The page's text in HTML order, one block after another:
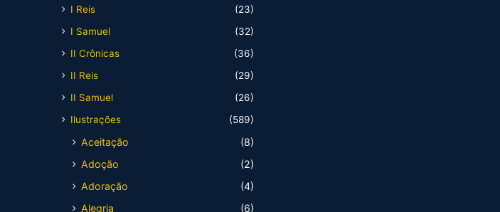
I Reis
(23)
I Samuel
(32)
II Crônicas
(36)
II Reis
(29)
II Samuel
(26)
Ilustrações
(589)
Aceitação
(8)
Adoção
(2)
Adoração
(4)
Alegria
(6)